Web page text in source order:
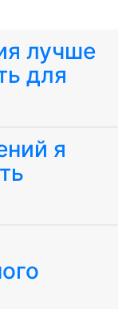
лучше
для
я